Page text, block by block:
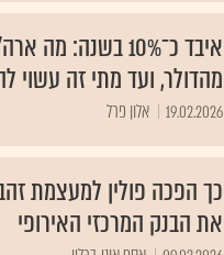
איבד כ־10% בשנה:
מהדולר, ועד מתי זה עשוי
19.02.2026 אלון פרל
כך הפכה פולין למעצמת
את הבנק המרכזי האירופי